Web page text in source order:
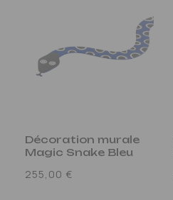
Décoration murale
Magic Snake Bleu
Prix
255,00 €